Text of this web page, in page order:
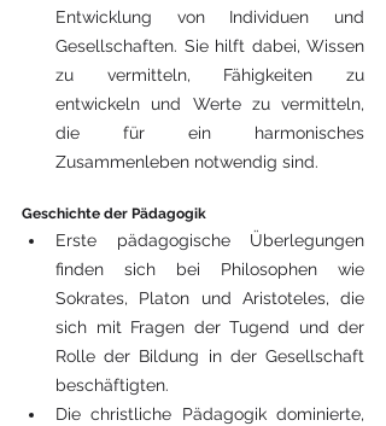
Entwicklung von Individuen und
Gesellschaften. Sie hilft dabei, Wissen
zu vermitteln, Fähigkeiten zu
entwickeln und Werte zu vermitteln,
die für ein harmonisches
Zusammenleben notwendig sind.
Geschichte der Pädagogik
Erste pädagogische Überlegungen
finden sich bei Philosophen wie
Sokrates, Platon und Aristoteles, die
sich mit Fragen der Tugend und der
Rolle der Bildung in der Gesellschaft
beschäftigten.
Die christliche Pädagogik dominierte,